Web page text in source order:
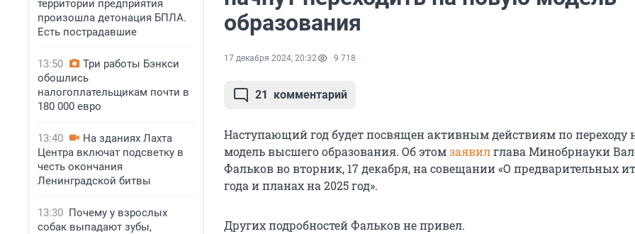
территории предприятия
произошла детонация БПЛА.
Есть пострадавшие
13:50
Три работы Бэнкси
обошлись
налогоплательщикам почти в
180 000 евро
13:40
На зданиях Лахта
Центра включат подсветку в
честь окончания
Ленинградской битвы
13:30 Почему у взрослых
собак выпадают зубы,
образования
17 декабря 2024, 20:32 9 718
21 комментарий
Наступающий год будет посвящен активным действиям по переходу
модель высшего образования. Об этомзаявилглава Минобрнауки
Фальков во вторник, 17 декабря, на совещании «О предварительных
года и планах на 2025 год».
Других подробностей Фальков не привел.